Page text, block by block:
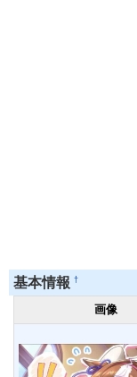
基本情報 †
画像